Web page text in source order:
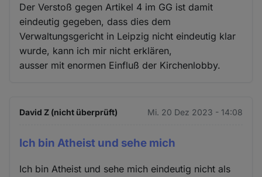
Der Verstoß gegen Artikel 4 im GG ist damit
eindeutig gegeben, dass dies dem
Verwaltungsgericht in Leipzig nicht eindeutig klar
wurde, kann ich mir nicht erklären,
ausser mit enormen Einfluß der Kirchenlobby.
David Z (nicht überprüft) Mi. 20 Dez 2023 - 14:08
Ich bin Atheist und sehe mich
Ich bin Atheist und sehe mich eindeutig nicht als